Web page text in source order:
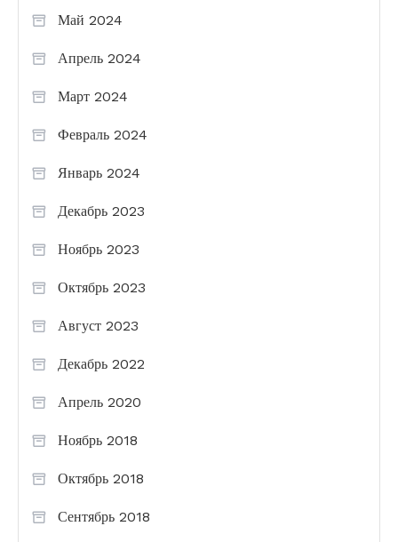
Май 2024
Апрель 2024
Март 2024
Февраль 2024
Январь 2024
Декабрь 2023
Ноябрь 2023
Октябрь 2023
Август 2023
Декабрь 2022
Апрель 2020
Ноябрь 2018
Октябрь 2018
Сентябрь 2018